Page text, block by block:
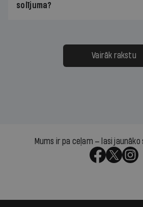
solījuma?
Vairāk rakstu
Mums ir pa ceļam — lasi jaunāko